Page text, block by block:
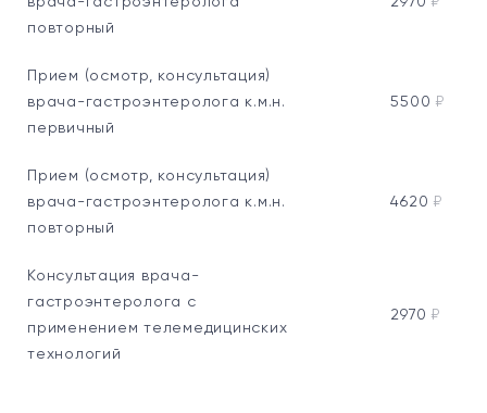
повторный
Прием (осмотр, консультация)
врача-гастроэнтеролога к.м.н.
первичный
5500 ₽
Прием (осмотр, консультация)
врача-гастроэнтеролога к.м.н.
повторный
4620 ₽
Консультация врача-
гастроэнтеролога с
применением телемедицинских
технологий
2970 ₽